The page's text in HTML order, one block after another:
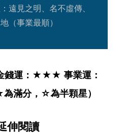
遠見之明、名不虛傳、
（事業最順）
運：★★★ 事業運：
，☆為半顆星）
伸閱讀